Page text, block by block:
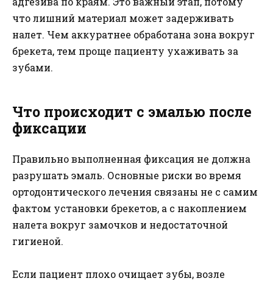
что лишний материал может задерживать
налет. Чем аккуратнее обработана зона вокруг
брекета, тем проще пациенту ухаживать за
зубами.
Что происходит с эмалью после
фиксации
Правильно выполненная фиксация не должна
разрушать эмаль. Основные риски во время
ортодонтического лечения связаны не с самим
фактом установки брекетов, а с накоплением
налета вокруг замочков и недостаточной
гигиеной.
Если пациент плохо очищает зубы, возле